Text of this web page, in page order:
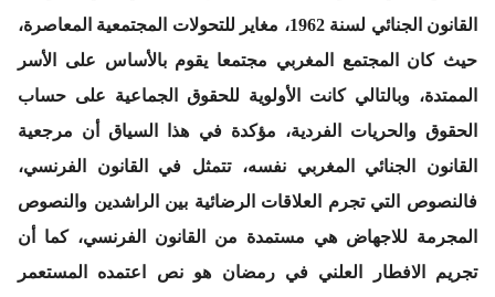
القانون الجنائي لسنة 1962، مغاير للتحولات المجتمعية المعاصرة،
حيث كان المجتمع المغربي مجتمعا يقوم بالأساس على الأسر
الممتدة، وبالتالي كانت الأولوية للحقوق الجماعية على حساب
الحقوق والحريات الفردية، مؤكدة في هذا السياق أن مرجعية
القانون الجنائي المغربي نفسه، تتمثل في القانون الفرنسي،
فالنصوص التي تجرم العلاقات الرضائية بين الراشدين والنصوص
المجرمة للاجهاض هي مستمدة من القانون الفرنسي، كما أن
تجريم الافطار العلني في رمضان هو نص اعتمده المستعمر